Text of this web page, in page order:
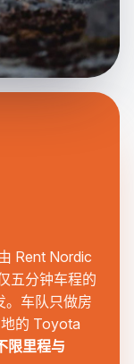
Rent Nordic
五分钟车程的
。车队只做房
的 Toyota
限里程与